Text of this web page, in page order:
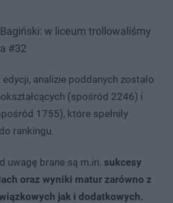
w liceum trollowaliśmy
#32
analizie poddanych zostało
(spośród 2246) i
1755), które spełniły
rankingu.
uwagę brane są m.in. sukcesy
oraz wyniki matur zarówno z
jak i dodatkowych.